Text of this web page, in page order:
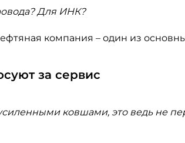
Для ИНК?
компания – один из
за сервис
ковшами, это ведь не